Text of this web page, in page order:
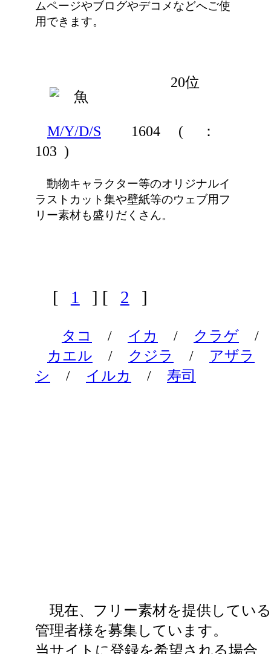
ムページやブログやデコメなどへご使
用できます。
20位
M/Y/D/S 1604 (
：
103 )
動物キャラクター等のオリジナルイ
ラストカット集や壁紙等のウェブ用フ
リー素材も盛りだくさん。
[ 1 ] [ 2 ]
タコ / イカ / クラゲ
/
カエル
/ クジラ /
アザラ
シ
/ イルカ / 寿司
現在、フリー素材を提供している
管理者様を募集しています。
当サイトに登録を希望される場合